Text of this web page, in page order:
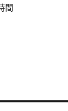
間